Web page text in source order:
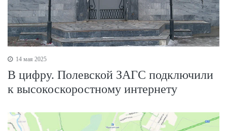
14 мая 2025
В цифру. Полевской ЗАГС подключили
к высокоскоростному интернету